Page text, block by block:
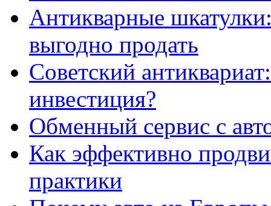
Антикварные
выгодно продать
Советский
инвестиция?
Обменный сервис с
Как эффективно
практики